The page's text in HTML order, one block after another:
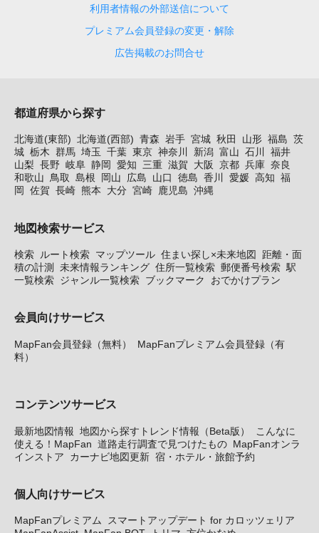
利用者情報の外部送信について
プレミアム会員登録の変更・解除
広告掲載のお問合せ
都道府県から探す
北海道(東部) 北海道(西部) 青森 岩手 宮城 秋田 山形 福島 茨
城 栃木 群馬 埼玉 千葉 東京 神奈川 新潟 富山 石川
福井
山梨 長野 岐阜 静岡 愛知 三重 滋賀 大阪 京都 兵庫 奈良
和歌山 鳥取 島根 岡山 広島 山口 徳島 香川 愛媛 高知 福
岡
佐賀 長崎 熊本 大分 宮崎 鹿児島 沖縄
地図検索サービス
検索 ルート検索 マップツール 住まい探し×未来地図
距離・面
積の計測
未来情報ランキング 住所一覧検索 郵便番号検索 駅
一覧検索 ジャンル一覧検索 ブックマーク おでかけプラン
会員向けサービス
MapFan会員登録（無料）
MapFanプレミアム会員登録（有
料）
コンテンツサービス
最新地図情報 地図から探すトレンド情報（Beta版）
こんなに
使える！MapFan 道路走行調査で見つけたもの MapFanオンラ
インストア
カーナビ地図更新 宿・ホテル・旅館予約
個人向けサービス
MapFanプレミアム
スマートアップデート for カロッツェリア